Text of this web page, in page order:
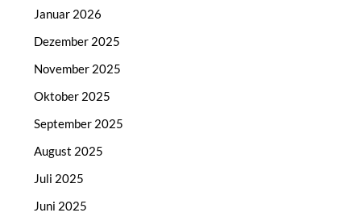
Januar 2026
Dezember 2025
November 2025
Oktober 2025
September 2025
August 2025
Juli 2025
Juni 2025